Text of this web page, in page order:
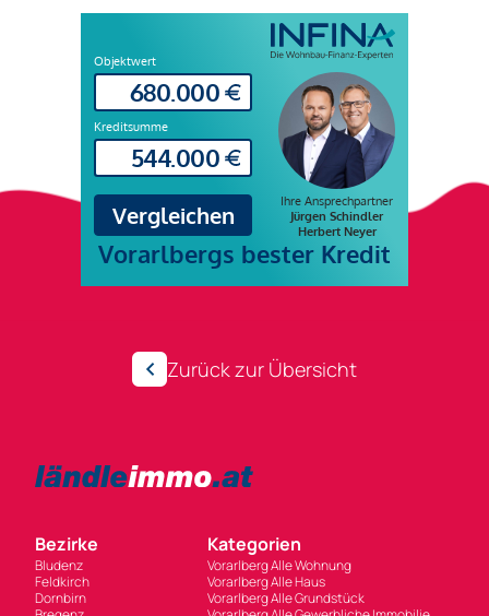
Zurück zur Übersicht
Bezirke
Bludenz
Feldkirch
Dornbirn
Kategorien
Vorarlberg Alle Wohnung
Vorarlberg Alle Haus
Vorarlberg Alle Grundstück